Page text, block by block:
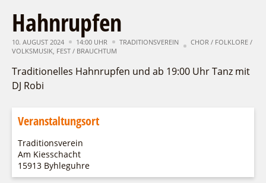
Urlaub im Leichhardt Land
Reisegebiet
Freizeit und Erholung
Per Rad
Aktiverlebnisse
Einkaufen
Naturlehrpfad Ludwig Leichhardt
Individuell
Gruppen
Touristinformationen
Fremdenverkehrsvereine
Unterkünfte finden
Gastgeberverzeichnis
Gastronomie
Camping
Leichhardt“
Campingplatz am Mochowsee
Campingplatz Jessern
Veranstaltungskalender
Veranstaltungshöhepunkte
Hahnrupfen
10. AUGUST 2024 14:00 UHR TRADITIONSVEREIN
CHOR / FOLKLORE /
VOLKSMUSIK, FEST / BRAUCHTUM
Traditionelles Hahnrupfen und ab 19:00 Uhr Tanz mit
DJ Robi
Veranstaltungsort
Traditionsverein
Am Kiesschacht
15913 Byhleguhre